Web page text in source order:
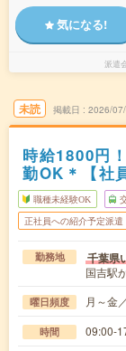
気になる!
派遣
未読 掲載日 2026/
時給1800円
勤OK＊【社
職種未経験OK
正社員への紹介予定派遣
勤務地 千葉県
国吉駅
曜日頻度 月～金
時間 09:00-